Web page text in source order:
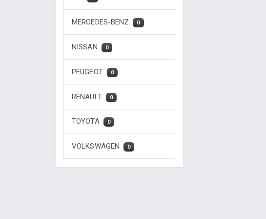
MERCEDES-BENZ 0
NISSAN 0
PEUGEOT 0
RENAULT 0
TOYOTA 0
VOLKSWAGEN 0